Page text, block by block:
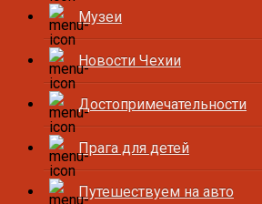
Музеи
Новости Чехии
Достопримечательности
Прага для детей
Путешествуем на авто